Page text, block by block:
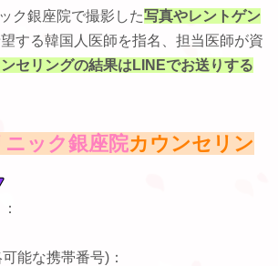
ク銀座院で撮影した写真やレントゲン
望する韓国人医師を指名、担当医師が資
セリングの結果はLINEでお送りする
ック銀座院カウンセリン
能な携帯番号)：